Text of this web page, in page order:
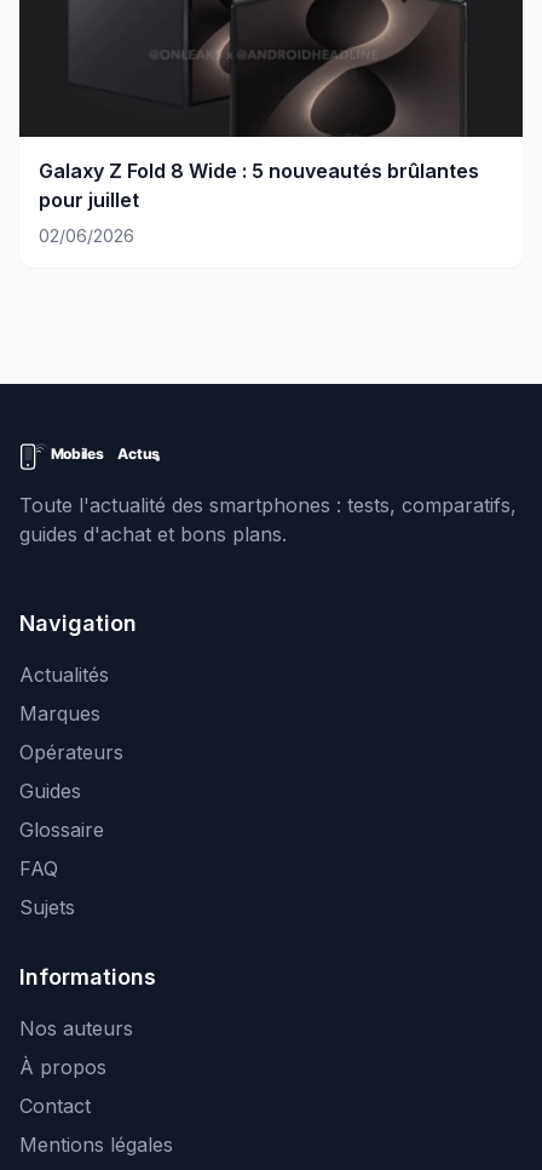
Galaxy Z Fold 8 Wide : 5 nouveautés brûlantes
pour juillet
02/06/2026
Toute l'actualité des smartphones : tests, comparatifs,
guides d'achat et bons plans.
Navigation
Actualités
Marques
Opérateurs
Guides
Glossaire
FAQ
Sujets
Informations
Nos auteurs
À propos
Contact
Mentions légales